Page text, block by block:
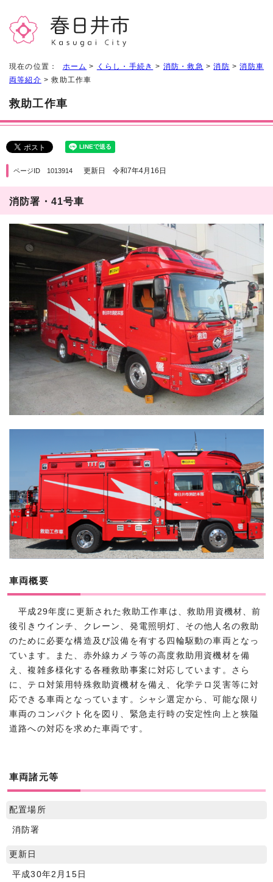
現在の位置： ホーム > くらし・手続き > 消防・救急 >消防 >消防車
両等紹介 > 救助工作車
救助工作車
ページID 1013914 更新日 令和7年4月16日
消防署・41号車
車両概要
平成29年度に更新された救助工作車は、救助用資機材、前
後引きウインチ、クレーン、発電照明灯、その他人名の救助
のために必要な構造及び設備を有する四輪駆動の車両となっ
ています。また、赤外線カメラ等の高度救助用資機材を備
え、複雑多様化する各種救助事案に対応しています。さら
に、テロ対策用特殊救助資機材を備え、化学テロ災害等に対
応できる車両となっています。シャシ選定から、可能な限り
車両のコンパクト化を図り、緊急走行時の安定性向上と狭隘
道路への対応を求めた車両です。
車両諸元等
配置場所
消防署
更新日
平成30年2月15日